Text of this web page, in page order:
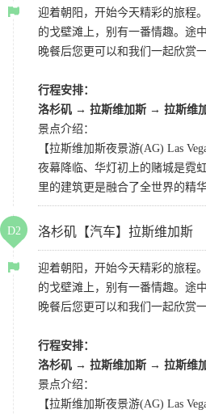
迎着朝阳，开始今天精彩的旅程
的戈壁滩上，别有一番情趣。途
晚餐后您更可以和我们一起欣赏
行程安排：
洛杉矶 → 拉斯维加斯 → 拉斯维
景点介绍：
【拉斯维加斯夜景游(AG) Las
夜幕降临、华灯初上的赌城是霓
里的建筑更是融合了全世界的精
D2 洛杉矶【汽车】拉斯维加斯
迎着朝阳，开始今天精彩的旅程
的戈壁滩上，别有一番情趣。途
晚餐后您更可以和我们一起欣赏
行程安排：
洛杉矶 → 拉斯维加斯 → 拉斯维
景点介绍：
【拉斯维加斯夜景游(AG) Las